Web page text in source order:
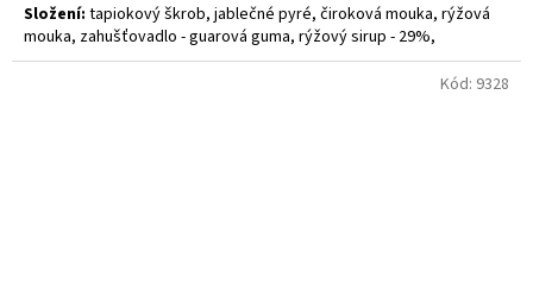
Složení: tapiokový škrob, jablečné pyré, čiroková mouka, rýžová
mouka, zahušťovadlo - guarová guma, rýžový sirup - 29%,
neztužený kokosový olej, karobový prášek - 3%, kypřící prášek bez
Kód: 9328